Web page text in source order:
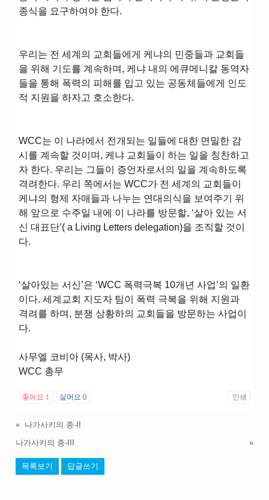
종식을 요구하여야 한다.
우리는 전 세계의 교회들에게 케냐의 민중들과 교회들
을 위해 기도를 계속하며, 케냐 내의 에큐메니칼 동역자
들을 통해 폭력의 피해를 입고 있는 공동체들에게 인도
적 지원을 하자고 호소한다.
WCC는 이 나라에서 전개되는 일들에 대한 면밀한 감
시를 계속할 것이며, 케냐 교회들이 하는 일을 칭찬하고
자 한다. 우리는 그들이 증언자로서의 일을 계속하도록
격려한다. 우리 쪽에서는 WCC가 전 세계의 교회들이
케냐의 형제 자매들과 나누는 연대의식을 보여주기 위
해 앞으로 수주일 내에 이 나라를 방문할, ‘살아 있는 서
신 대표단’( a Living Letters delegation)을 조직할 것이
다.
‘살아있는 서신’은 ‘WCC 폭력극복 10개년 사업’의 일환
이다. 세계교회 지도자 팀이 폭력 극복을 위해 지원과
격려를 하며, 분쟁 상황하의 교회들을 방문하는 사업이
다.
사무엘 코비아 (목사, 박사)
WCC 총무
좋아요 1 싫어요 0 인쇄
« 나가사키의 종-II
나가사키의 종-III
»
목록보기 답글쓰기